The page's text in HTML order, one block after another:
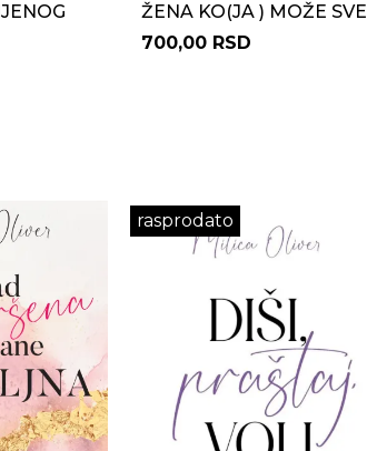
ŽENA KO(JA ) MOŽE SVE
700,00 RSD
rasprodato